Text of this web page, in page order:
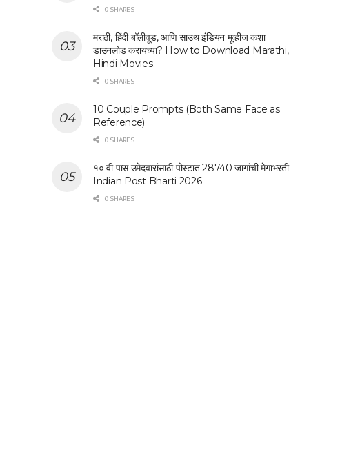
0 SHARES
मराठी, हिंदी बॉलीवूड, आणि साउथ इंडियन मूव्हीज कशा
डाउनलोड करायच्या? How to Download Marathi,
Hindi Movies.
0 SHARES
10 Couple Prompts (Both Same Face as
Reference)
0 SHARES
१० वी पास उमेदवारांसाठी पोस्टात 28740 जागांची मेगाभरती
Indian Post Bharti 2026
0 SHARES